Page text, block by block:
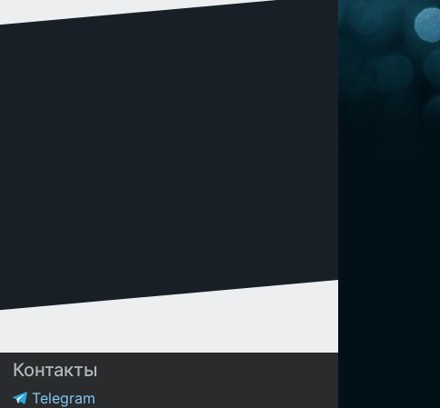
Контакты
Telegram